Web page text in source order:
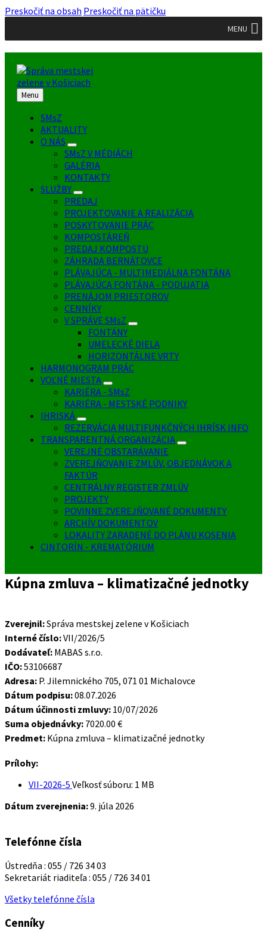
Preskočiť na obsah Preskočiť na pätičku
MENU
Menu
SMsZ
AKTUALITY
O NÁS
SMsZ V MÉDIÁCH
GALÉRIA
KONTAKTY
SLUŽBY
PREDAJ
PROJEKTOVANIE A REALIZÁCIA
POSKYTOVANIE PRÁC
KOMPOSTÁREŇ
PREDAJ KOMPOSTU
ZÁHRADA BERNÁTOVCE
PLÁVAJÚCA - MULTIMEDIÁLNA FONTÁNA
PLÁVAJÚCA FONTÁNA - PODUJATIA
PRENÁJOM PRIESTOROV
CENNÍKY
V SPRÁVE SMsZ
FONTÁNY
UMELECKÉ DIELA
HORIZONTÁLNE VRTY
HARMONOGRAM PRÁC
VOĽNÉ MIESTA
KARIÉRA - SMsZ
KARIÉRA - MESTSKÉ PODNIKY
IHRISKÁ
REZERVÁCIA MULTIFUNKČNÝCH IHRÍSK INFO
TRANSPARENTNÁ ORGANIZÁCIA
VEREJNÉ OBSTARÁVANIE
ZVEREJŇOVANIE ZMLÚV, OBJEDNÁVOK A
FAKTÚR
CENTRÁLNY REGISTER ZMLÚV
PROJEKTY
POVINNE ZVEREJŇOVANÉ DOKUMENTY
ARCHÍV DOKUMENTOV
LOKALITY ZARADENÉ DO PLÁNU KOSENIA
CINTORÍN - KREMATÓRIUM
Kúpna zmluva – klimatizačné jednotky
Zverejnil:Správa mestskej zelene v Košiciach
Interné číslo:VII/2026/5
Dodávateľ: MABAS s.r.o.
IČO:53106687
Adresa: P. Jilemnického 705, 071 01 Michalovce
Dátum podpisu:08.07.2026
Dátum účinnosti zmluvy: 10/07/2026
Suma objednávky: 7020.00 €
Predmet: Kúpna zmluva – klimatizačné jednotky
Prílohy:
VII-2026-5 Veľkosť súboru: 1 MB
Dátum zverejnenia:9. júla 2026
Telefónne čísla
Ústredňa : 055 / 726 34 03
Sekretariát riaditeľa : 055 / 726 34 01
Všetky telefónne čísla
Cenníky